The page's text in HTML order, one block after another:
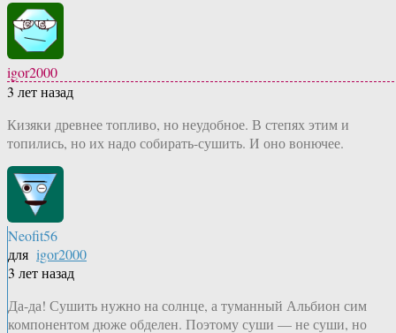
igor2000
3 лет назад
Кизяки древнее топливо, но неудобное. В степях этим и
топились, но их надо собирать-сушить. И оно вонючее.
Neofit56
для igor2000
3 лет назад
Да-да! Сушить нужно на солнце, а туманный Альбион сим
компонентом дюже обделен. Поэтому суши — не суши, но